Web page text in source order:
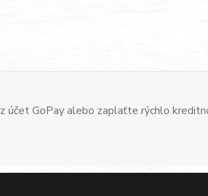
účet GoPay alebo zaplaťte rýchlo